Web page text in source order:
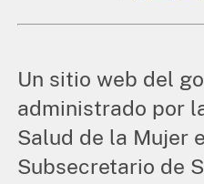
Un sitio web del
administrado por
Salud de la Mujer
Subsecretario de